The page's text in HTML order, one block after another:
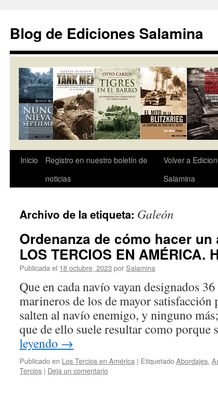
contenido
Blog de Ediciones Salamina
Inicio
Registro en nuestro boletín de
noticias
Volver a
Salamina
Archivo de la etiqueta: Galeón
Ordenanza de cómo hacer un
LOS TERCIOS EN AMÉRICA.
Publicada el 18 octubre, 2023 por Salamina
Que en cada navío vayan designados
marineros de los de mayor satisfacción
salten al navío enemigo, y ninguno
que de ello suele resultar como
leyendo →
Publicado en Los Tercios en América | EtiquetadoAbordajes,
Tercios | Deja un comentario